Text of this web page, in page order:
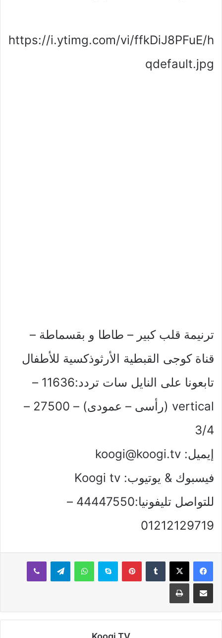
https://i.ytimg.com/vi/ffkDiJ8PFuE/h
qdefault.jpg
ترنيمة قلب كبير – طاطا و بقسماطة –
قناة كوجى القبطية الأرثوذكسية للأطفال
تابعونا على النايل سات تردد:11636 –
vertical (رأسى – عمودى) – 27500 –
3/4
إيميل: koogi@koogi.tv
فيسبوك & يوتيوب: Koogi tv
للتواصل تليفونيا:44447550 –
01212129719
بينتيريستسكايب واتساب تيلقرام ڤايبر
مشاركة عبر البريد طباعة